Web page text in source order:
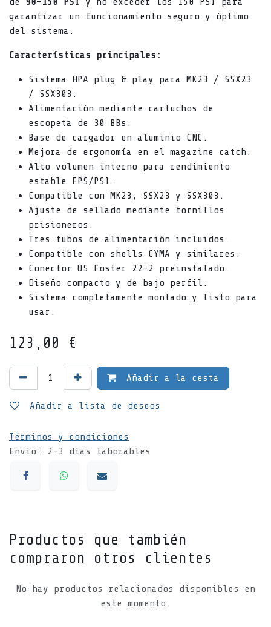
garantizar un funcionamiento seguro y óptimo
del sistema.
Características principales:
Sistema HPA plug & play para MK23 / SSX23
/ SSX303.
Alimentación mediante cartuchos de
escopeta de 30 BBs.
Base de cargador en aluminio CNC.
Mejora de ergonomía en el magazine catch.
Alto volumen interno para rendimiento
estable FPS/PSI.
Compatible con MK23, SSX23 y SSX303.
Ajuste de sellado mediante tornillos
prisioneros.
Tres tubos de alimentación incluidos.
Compatible con shells CYMA y similares.
Conector US Foster 22-2 preinstalado.
Diseño compacto y de bajo perfil.
Sistema completamente montado y listo para
usar.
123,00 €
Añadir a la cesta
Añadir a lista de deseos
Términos y condiciones
Envío: 2-3 días laborables
Productos que también
compraron otros clientes
No hay productos relacionados disponibles en
este momento.